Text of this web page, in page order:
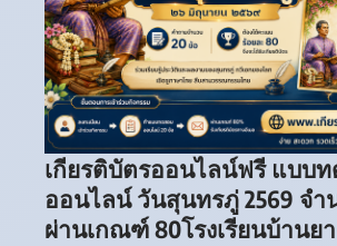
เกียรติบัตรออนไลน์ฟรี แบบ
ออนไลน์ วันสุนทรภู่ 2569 จำ
ผ่านเกณฑ์ 80โรงเรียนบ้านย